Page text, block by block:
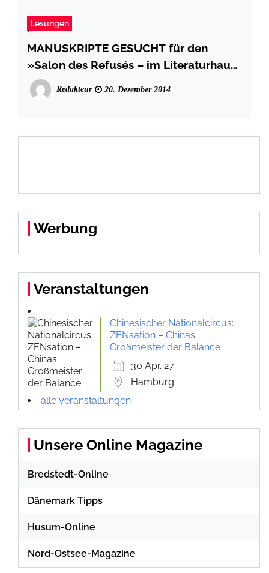
Lesungen
MANUSKRIPTE GESUCHT für den
»Salon des Refusés – im Literaturhaus
Hamburg
Redakteur 20. Dezember 2014
Werbung
Veranstaltungen
Chinesischer Nationalcircus:
ZENsation – Chinas
Großmeister der Balance
30 Apr. 27
Hamburg
alle Veranstaltungen
Unsere Online Magazine
Bredstedt-Online
Dänemark Tipps
Husum-Online
Nord-Ostsee-Magazine